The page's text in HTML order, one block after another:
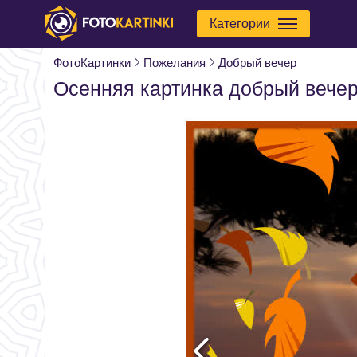
Категории
ФотоКартинки Пожелания Добрый вечер
Осенняя картинка добрый